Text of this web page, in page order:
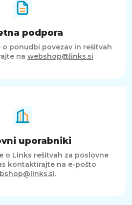
podpora
ponudbi povezav in rešitvah
na webshop@links.si
uporabniki
o Links rešitvah za poslovne
kontaktirajte na e-pošto
.